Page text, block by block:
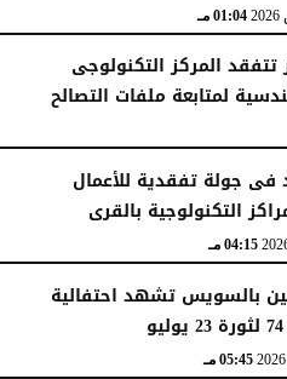
01:04 مـ
المركز التكنولوجى
لمتابعة ملفات التصالح
فى جولة تفقدية للأعمال
التكنولوجية بالقرى
04:15 مـ
بالسويس تشهد احتفالية
05:45 مـ